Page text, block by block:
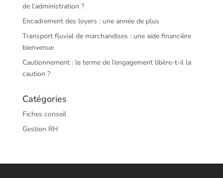
de l’administration ?
Encadrement des loyers : une année de plus
Transport fluvial de marchandises : une aide financière
bienvenue
Cautionnement : le terme de l’engagement libère-t-il la
caution ?
Catégories
Fiches conseil
Gestion RH